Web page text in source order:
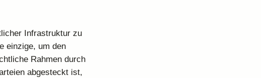
Infrastruktur zu
einzige, um den
Rahmen durch
abgesteckt ist,